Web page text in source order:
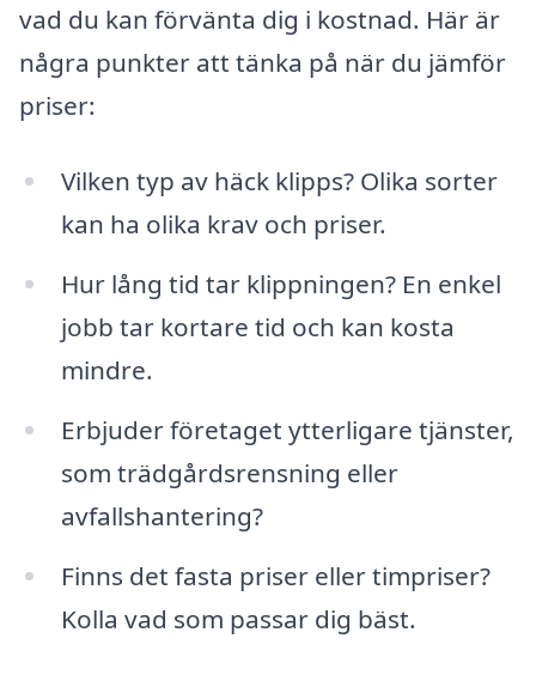
vad du kan förvänta dig i kostnad. Här är
några punkter att tänka på när du jämför
priser:
Vilken typ av häck klipps? Olika sorter
kan ha olika krav och priser.
Hur lång tid tar klippningen? En enkel
jobb tar kortare tid och kan kosta
mindre.
Erbjuder företaget ytterligare tjänster,
som trädgårdsrensning eller
avfallshantering?
Finns det fasta priser eller timpriser?
Kolla vad som passar dig bäst.